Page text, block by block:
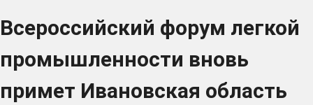
Всероссийский форум легкой
промышленности вновь
примет Ивановская область